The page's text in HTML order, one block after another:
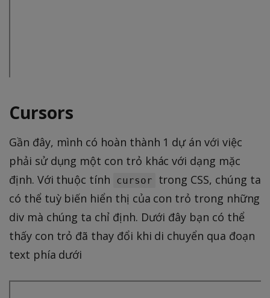
Cursors
Gần đây, mình có hoàn thành 1 dự án với việc
phải sử dụng một con trỏ khác với dạng mặc
định. Với thuộc tính
cursor
trong CSS, chúng ta
có thể tuỳ biến hiển thị của con trỏ trong những
div mà chúng ta chỉ định. Dưới đây bạn có thể
thấy con trỏ đã thay đổi khi di chuyển qua đoạn
text phía dưới